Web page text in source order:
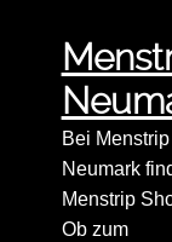
Bei
Neumark
Menstrip
Ob zum